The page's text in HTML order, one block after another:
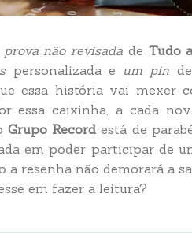
prova não revisada de Tudo
personalizada e um pin
essa história vai mexer
essa caixinha, a cada
Grupo Record está de
em poder participar de
resenha não demorará a
em fazer a leitura?